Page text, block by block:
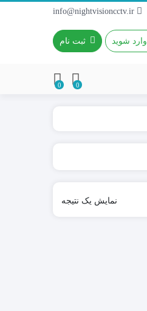
وارد شوید ثبت نام
0
0
نمایش یک نتیجه